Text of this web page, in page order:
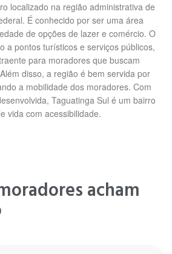
localizado na região administrativa de
É conhecido por ser uma área
de opções de lazer e comércio. O
a pontos turísticos e serviços públicos,
para moradores que buscam
disso, a região é bem servida por
a mobilidade dos moradores. Com
Taguatinga Sul é um bairro
vida com acessibilidade.
acham